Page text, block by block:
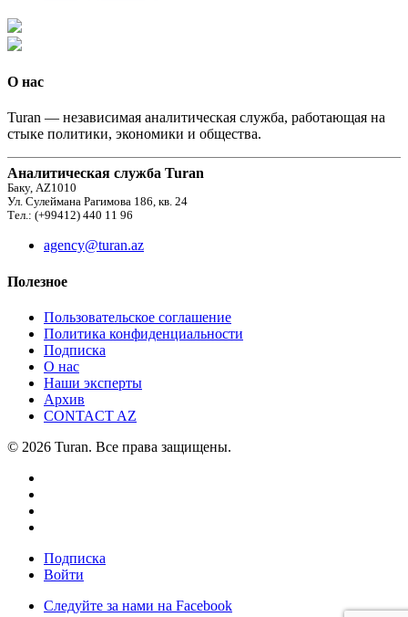
О нас
Turan — независимая аналитическая служба, работающая на
стыке политики, экономики и общества.
Аналитическая служба Turan
Баку, AZ1010
Ул. Сулеймана Рагимова 186, кв. 24
Тел.: (+99412) 440 11 96
agency@turan.az
Полезное
Пользовательское соглашение
Политика конфиденциальности
Подписка
О нас
Наши эксперты
Архив
CONTACT AZ
© 2026 Turan. Все права защищены.
Подписка
Войти
Следуйте за нами на Facebook